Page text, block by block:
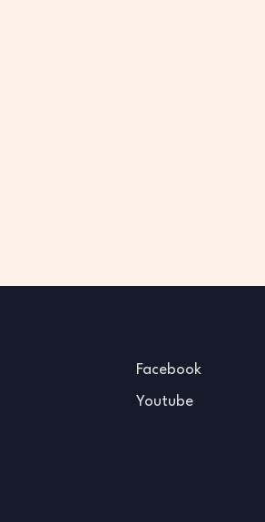
Facebook
Youtube